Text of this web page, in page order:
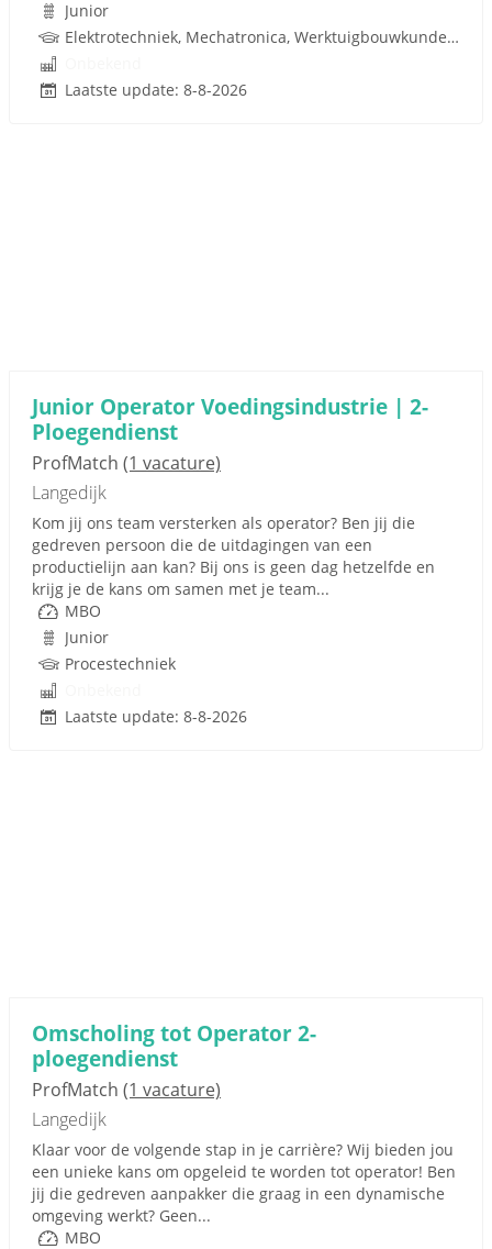
Junior
Elektrotechniek, Mechatronica, Werktuigbouwkunde, Techniek
Laatste update: 8-8-2026
Junior Operator Voedingsindustrie | 2-
Ploegendienst
ProfMatch (1 vacature)
Langedijk
Kom jij ons team versterken als operator? Ben jij die
gedreven persoon die de uitdagingen van een
productielijn aan kan? Bij ons is geen dag hetzelfde en
krijg je de kans om samen met je team...
MBO
Junior
Procestechniek
Laatste update: 8-8-2026
Omscholing tot Operator 2-
ploegendienst
ProfMatch (1 vacature)
Langedijk
Klaar voor de volgende stap in je carrière? Wij bieden jou
een unieke kans om opgeleid te worden tot operator! Ben
jij die gedreven aanpakker die graag in een dynamische
omgeving werkt? Geen...
MBO